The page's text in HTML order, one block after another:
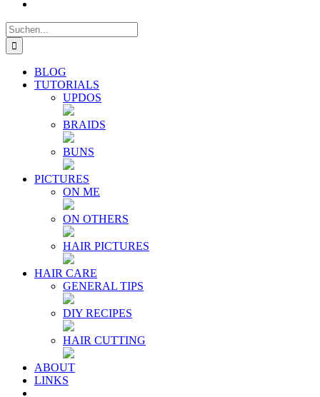
Suche
nach:
BLOG
TUTORIALS
UPDOS
BRAIDS
BUNS
PICTURES
ON ME
ON OTHERS
HAIR PICTURES
HAIR CARE
GENERAL TIPS
DIY RECIPES
HAIR CUTTING
ABOUT
LINKS